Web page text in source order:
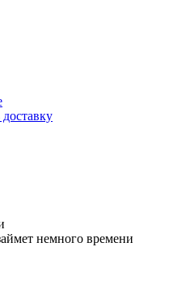
доставку
немного времени